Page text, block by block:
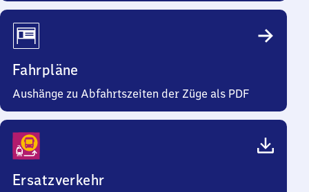
Fahrpläne
Aushänge zu Abfahrtszeiten der Züge als PDF
Ersatzverkehr